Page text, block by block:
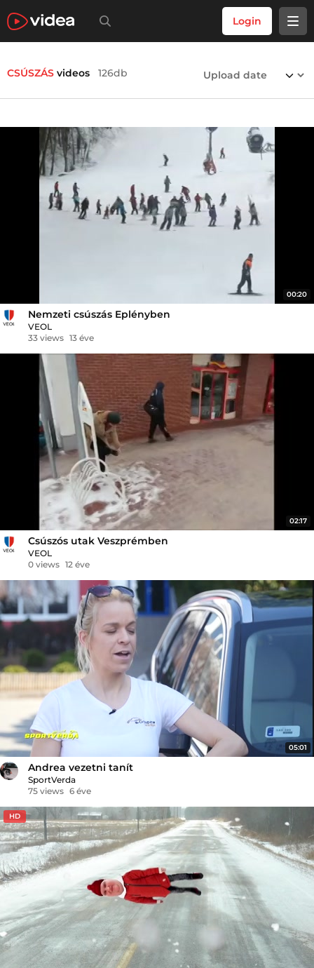
Login
CSÚSZÁS videos 126db
00:20
Nemzeti csúszás Eplényben
VEOL
33 views 13 éve
02:17
Csúszós utak Veszprémben
VEOL
0 views 12 éve
05:01
Andrea vezetni tanít
SportVerda
75 views 6 éve
HD